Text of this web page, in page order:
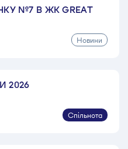
№7 В ЖК GREAT
Новини
2026
Спільнота